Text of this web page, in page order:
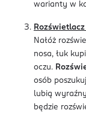
warianty w
Rozświetlacz
Nałóż
nosa, łuk
oczu.
osób
lubią
będzie